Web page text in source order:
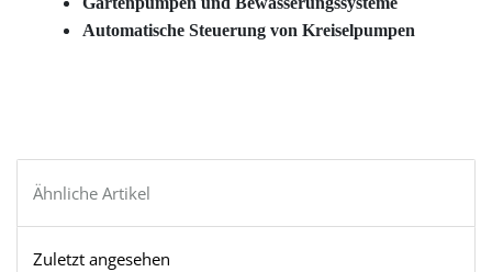
Automatische Steuerung von Kreiselpumpen
Ähnliche Artikel
Zuletzt angesehen